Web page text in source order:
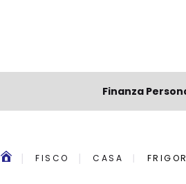
Finanza
FISCO CASA